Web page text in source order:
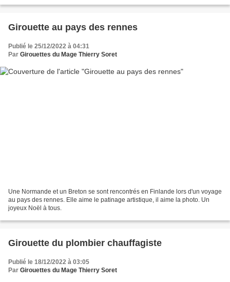
Girouette au pays des rennes
Publié le 25/12/2022 à 04:31
Par Girouettes du Mage Thierry Soret
Une Normande et un Breton se sont rencontrés en Finlande lors d'un voyage
au pays des rennes. Elle aime le patinage artistique, il aime la photo. Un
joyeux Noël à tous.
Girouette du plombier chauffagiste
Publié le 18/12/2022 à 03:05
Par Girouettes du Mage Thierry Soret